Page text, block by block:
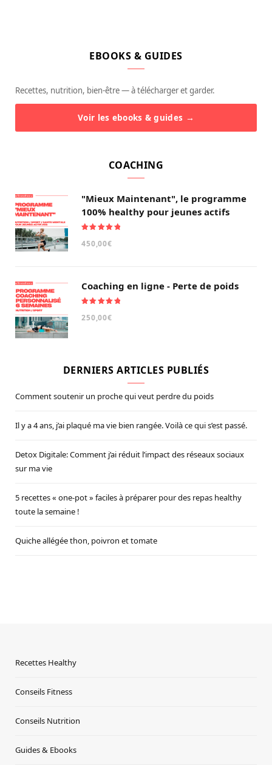
EBOOKS & GUIDES
Recettes, nutrition, bien-être — à télécharger et garder.
Voir les ebooks & guides →
COACHING
"Mieux Maintenant", le programme
100% healthy pour jeunes actifs
sur 5
450,00€
Coaching en ligne - Perte de poids
sur 5
250,00€
DERNIERS ARTICLES PUBLIÉS
Comment soutenir un proche qui veut perdre du poids
Il y a 4 ans, j’ai plaqué ma vie bien rangée. Voilà ce qui s’est passé.
Detox Digitale: Comment j’ai réduit l’impact des réseaux sociaux
sur ma vie
5 recettes « one-pot » faciles à préparer pour des repas healthy
toute la semaine !
Quiche allégée thon, poivron et tomate
Recettes Healthy
Conseils Fitness
Conseils Nutrition
Guides & Ebooks